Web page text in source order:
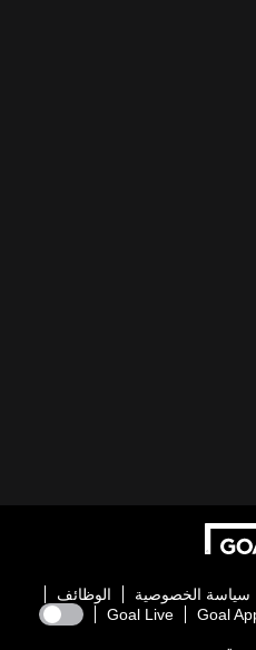
سياسة الخصوصية
الوظائف
Goal
Goal Live